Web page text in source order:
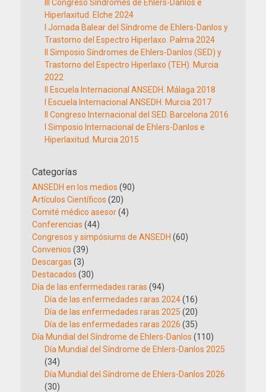
III Congreso Síndromes de Ehlers-Danlos e
Hiperlaxitud. Elche 2024
I Jornada Balear del Síndrome de Ehlers-Danlos y
Trastorno del Espectro Hiperlaxo. Palma 2024
II Simposio Síndromes de Ehlers-Danlos (SED) y
Trastorno del Espectro Hiperlaxo (TEH). Murcia
2022
II Escuela Internacional ANSEDH. Málaga 2018
I Escuela Internacional ANSEDH. Murcia 2017
II Congreso Internacional del SED. Barcelona 2016
I Simposio Internacional de Ehlers-Danlos e
Hiperlaxitud. Murcia 2015
Categorías
ANSEDH en los medios (90)
Artículos Científicos (20)
Comité médico asesor(4)
Conferencias (44)
Congresos y simpósiums de ANSEDH (60)
Convenios (39)
Descargas (3)
Destacados (30)
Día de las enfermedades raras (94)
Día de las enfermedades raras 2024(16)
Día de las enfermedades raras 2025 (20)
Día de las enfermedades raras 2026 (35)
Día Mundial del Síndrome de Ehlers-Danlos (110)
Día Mundial del Síndrome de Ehlers-Danlos 2025
(34)
Día Mundial del Síndrome de Ehlers-Danlos 2026
(30)